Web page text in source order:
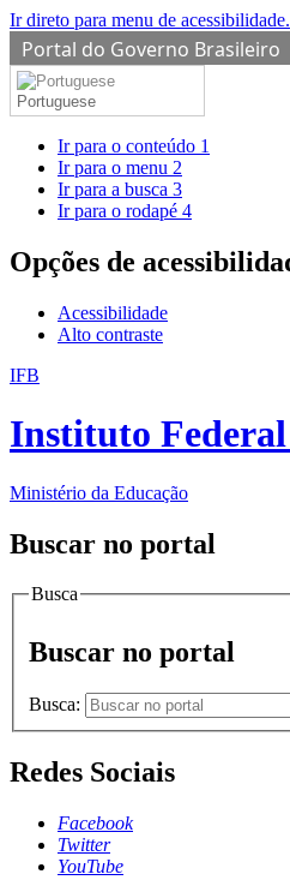
Ir direto para menu de acessibilidade.
Portal do Governo Brasileiro
Portuguese
Ir para o conteúdo 1
Ir para o menu 2
Ir para a busca 3
Ir para o rodapé 4
Opções de
Acessibilidade
Alto contraste
IFB
Instituto
Ministério da Educação
Buscar no portal
Busca
Buscar no portal
Busca:
Redes Sociais
Facebook
Twitter
YouTube